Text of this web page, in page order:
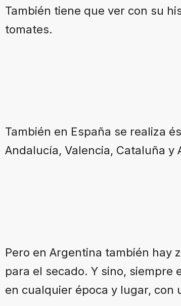
También tiene que ver con su
tomates.
También en España se realiza
Andalucía, Valencia, Cataluña y
Pero en Argentina también hay
para el secado. Y sino,
en cualquier época y lugar, con